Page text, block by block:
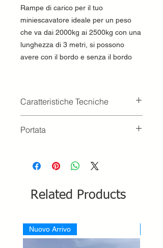
Rampe di carico per il tuo
miniescavatore ideale per un peso
che va dai 2000kg ai 2500kg con una
lunghezza di 3 metri, si possono
avere con il bordo e senza il bordo
Caratteristiche Tecniche
Peso 45kg
Portata
Passo 2000 kg 2500
Related Products
Nuovo Arrivo